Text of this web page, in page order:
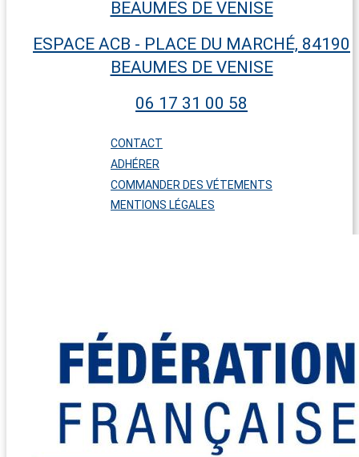
ESPACE ACB - PLACE DU MARCHÉ, 84190
BEAUMES DE VENISE
06 17 31 00 58
CONTACT
ADHÉRER
COMMANDER DES VÉTEMENTS
MENTIONS LÉGALES